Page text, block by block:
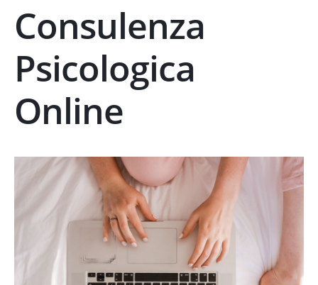
Consulenza
Psicologica
Online